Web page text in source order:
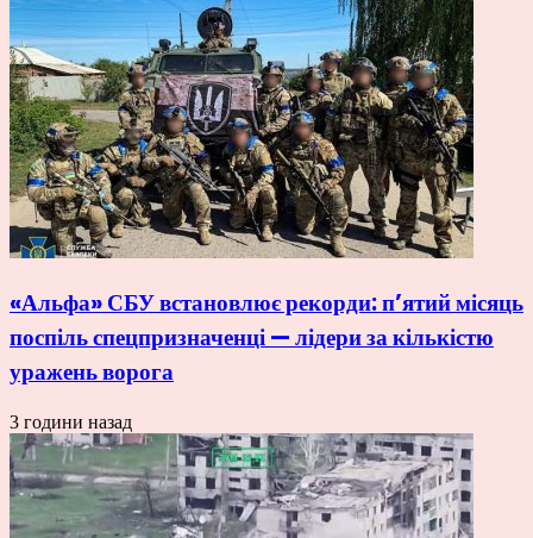
«Альфа» СБУ встановлює рекорди: п’ятий місяць
поспіль спецпризначенці — лідери за кількістю
уражень ворога
3 години назад